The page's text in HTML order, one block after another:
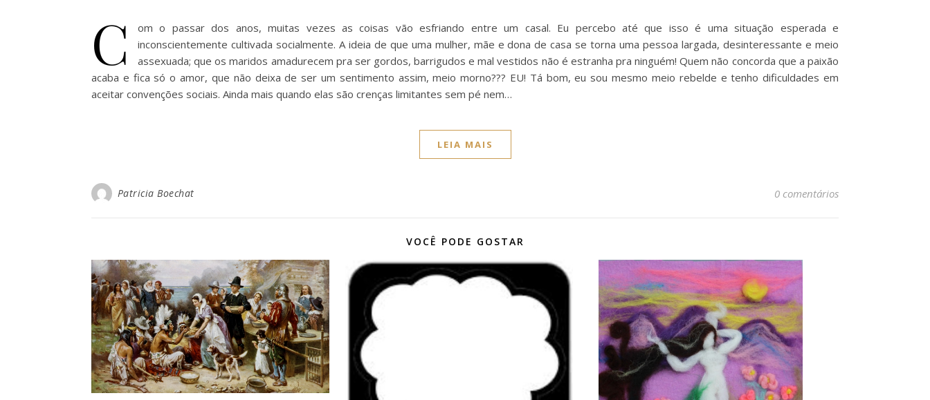
C
om o passar dos anos, muitas vezes as coisas vão esfriando entre um casal. Eu percebo até que isso é uma situação esperada e
inconscientemente cultivada socialmente. A ideia de que uma mulher, mãe e dona de casa se torna uma pessoa largada, desinteressante e meio
assexuada; que os maridos amadurecem pra ser gordos, barrigudos e mal vestidos não é estranha pra ninguém! Quem não concorda que a paixão
acaba e fica só o amor, que não deixa de ser um sentimento assim, meio morno??? EU! Tá bom, eu sou mesmo meio rebelde e tenho dificuldades em
aceitar convenções sociais. Ainda mais quando elas são crenças limitantes sem pé nem…
LEIA MAIS
Patricia Boechat 0 comentários
VOCÊ PODE GOSTAR